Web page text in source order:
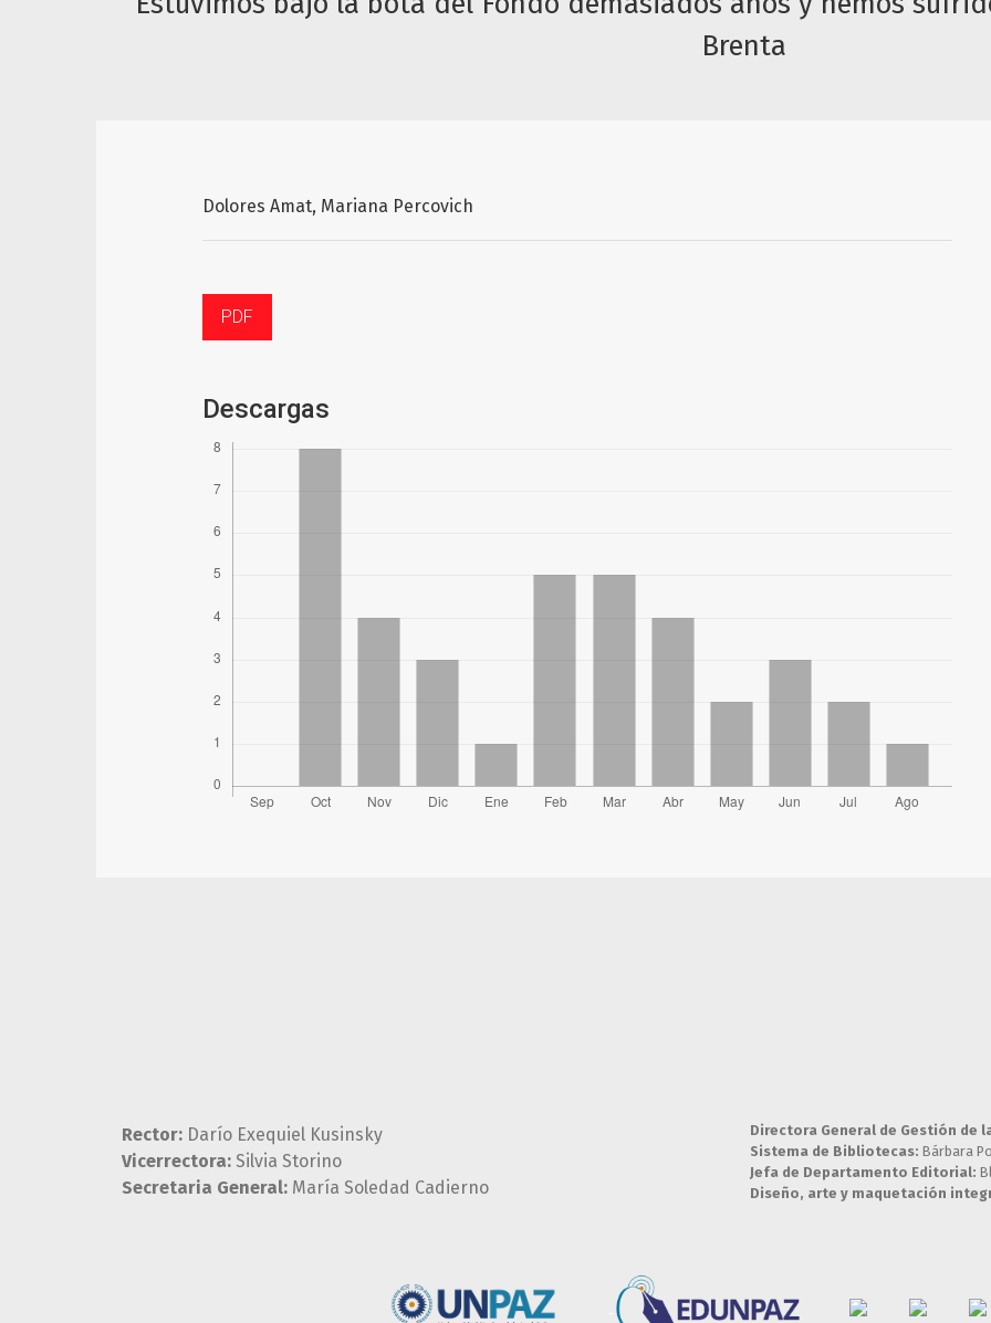
Brenta
Dolores Amat Mariana Percovich
PDF
Descargas
Rector: Darío Exequiel Kusinsky
Vicerrectora: Silvia Storino
Secretaria General: María Soledad Cadierno
Directora General de Gestión de
Sistema de Bibliotecas: Bárbara
Jefa de Departamento Editorial:
Diseño, arte y maquetación